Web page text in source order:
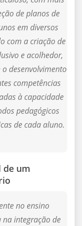
de planos de
em diversos
com a criação de
e acolhedor,
desenvolvimento
competências
à capacidade
pedagógicos
de cada aluno.
de um
no ensino
integração de